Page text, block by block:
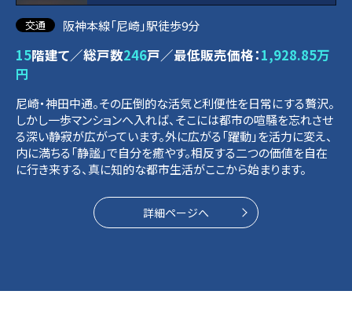
阪神本線「尼崎」駅徒歩9分
15階建て／総戸数246戸／最低販売価格：1,928.85万
円
尼崎・神田中通。その圧倒的な活気と利便性を日常にする贅沢。
しかし一歩マンションへ入れば、そこには都市の喧騒を忘れさせ
る深い静寂が広がっています。外に広がる「躍動」を活力に変え、
内に満ちる「静謐」で自分を癒やす。相反する二つの価値を自在
に行き来する、真に知的な都市生活がここから始まります。
詳細ページへ